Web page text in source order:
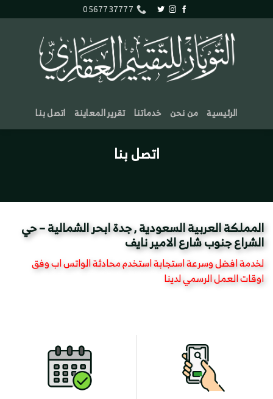
للمحتوى
0567737777
الرئيسية من نحن خدماتنا تقرير المعاينة اتصل بنا
اتصل بنا
المملكة العربية السعودية , جدة ابحر الشمالية – حي
الشراع جنوب شارع الامير نايف
لخدمة افضل وسرعة استجابة استخدم محادثة الواتس اب وفق
اوقات العمل الرسمي لدينا